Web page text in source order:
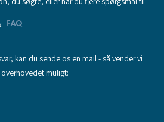
FAQ
kan du sende os en mail - så vender vi
muligt: